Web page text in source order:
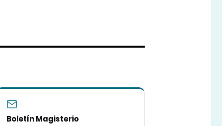
Boletín Magisterio